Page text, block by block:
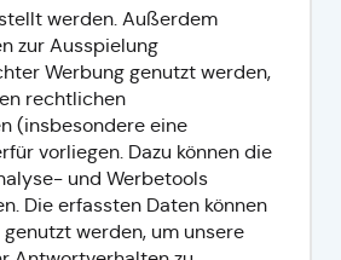
werden. Außerdem
zur Ausspielung
Werbung genutzt werden,
rechtlichen
(insbesondere eine
vorliegen. Dazu können die
und Werbetools
Die erfassten Daten können
werden, um unsere